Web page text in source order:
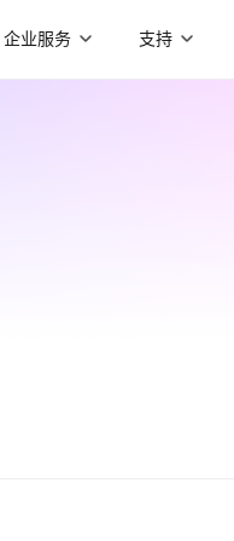
企业服务 支持